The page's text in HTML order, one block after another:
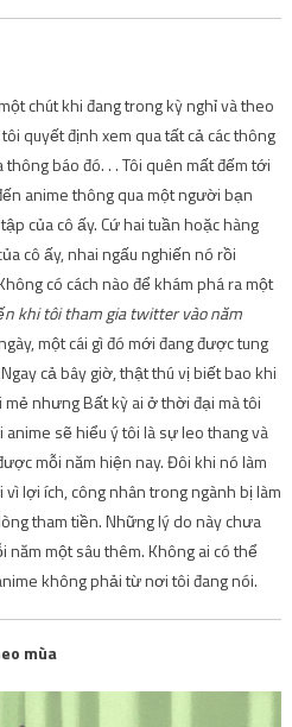
chút khi đang trong kỳ nghỉ và theo
quyết định xem qua tất cả các thông
báo đó. . . Tôi quên mất đếm tới
anime thông qua một người bạn
của cô ấy. Cứ hai tuần hoặc hàng
cô ấy, nhai ngấu nghiến nó rồi
có cách nào để khám phá ra một
khi tôi tham gia twitter vào năm
một cái gì đó mới đang được tung
cả bây giờ, thật thú vị biết bao khi
nhưng Bất kỳ ai ở thời đại mà tôi
sẽ hiểu ý tôi là sự leo thang và
mỗi năm hiện nay. Đôi khi nó làm
lợi ích, công nhân trong ngành bị làm
tham tiền. Những lý do này chưa
một sâu thêm. Không ai có thể
không phải từ nơi tôi đang nói.
mùa